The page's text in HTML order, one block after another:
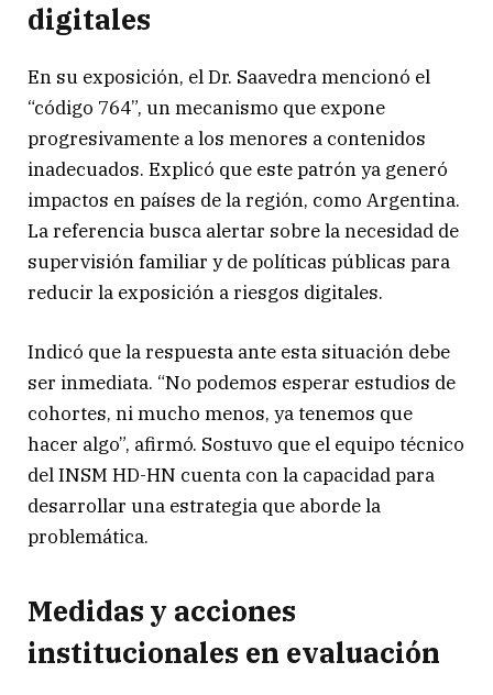
digitales
En su exposición, el Dr. Saavedra mencionó el
“código 764”, un mecanismo que expone
progresivamente a los menores a contenidos
inadecuados. Explicó que este patrón ya generó
impactos en países de la región, como Argentina.
La referencia busca alertar sobre la necesidad de
supervisión familiar y de políticas públicas para
reducir la exposición a riesgos digitales.
Indicó que la respuesta ante esta situación debe
ser inmediata. “No podemos esperar estudios de
cohortes, ni mucho menos, ya tenemos que
hacer algo”, afirmó. Sostuvo que el equipo técnico
del INSM HD-HN cuenta con la capacidad para
desarrollar una estrategia que aborde la
problemática.
Medidas y acciones
institucionales en evaluación